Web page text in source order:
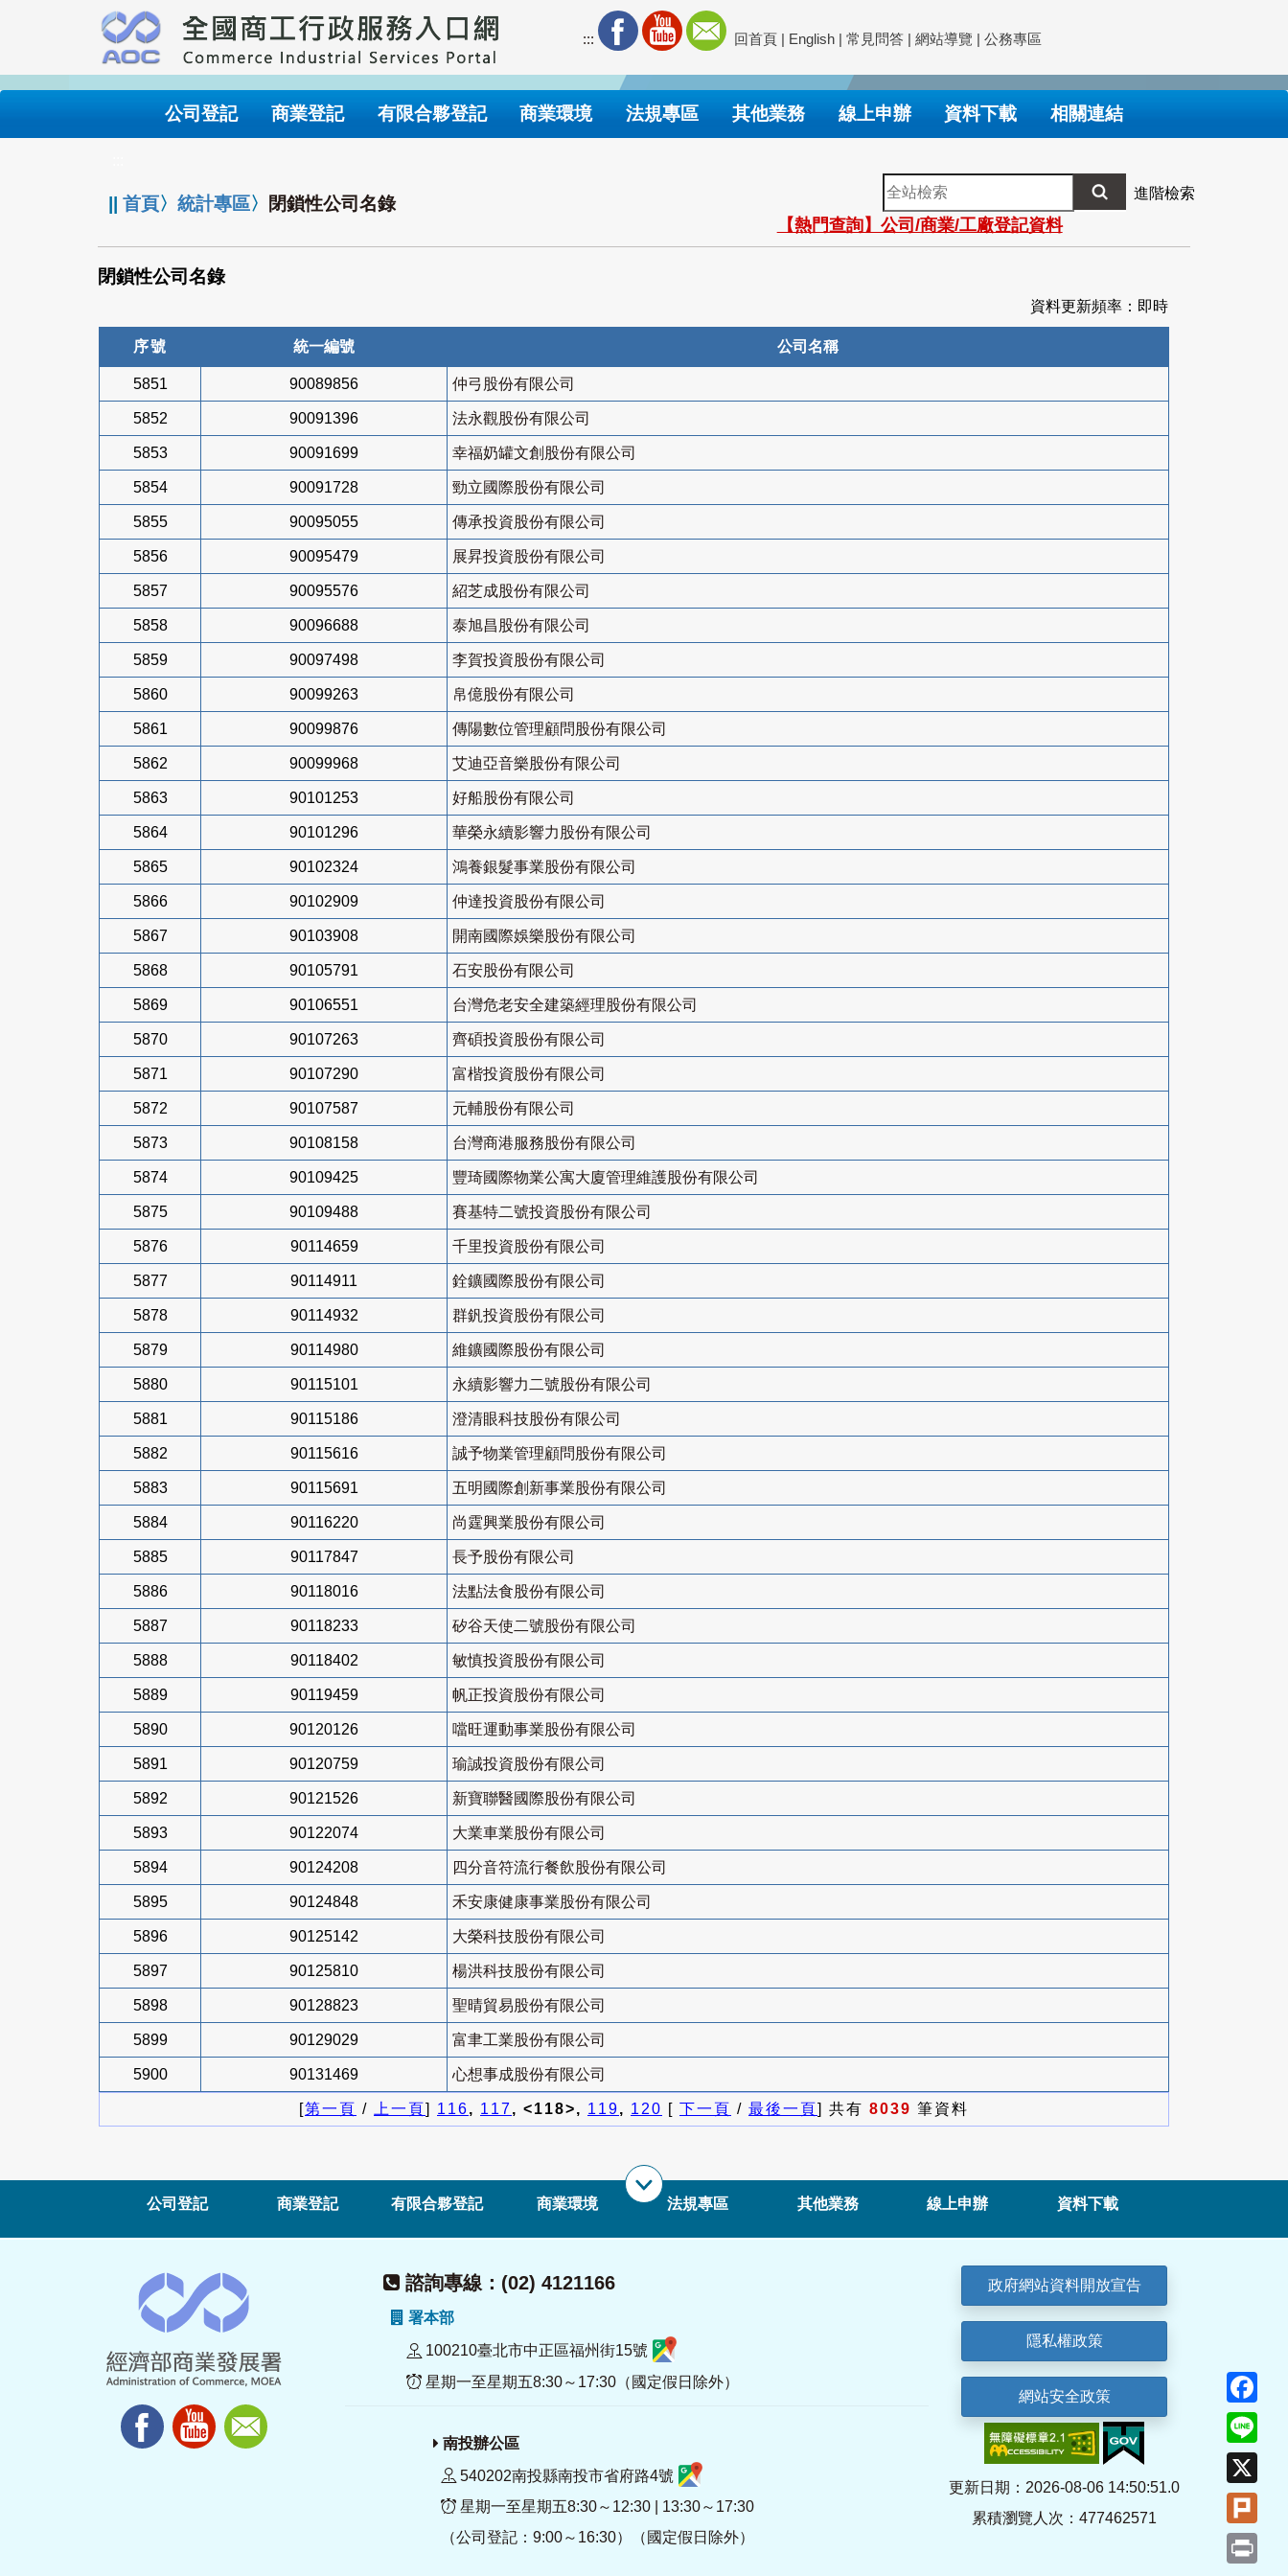
要
內
::: 回首頁 | English | 常見問答 | 網站導覽 | 公務專區
公司登記 商業登記 有限合夥登記 商業環境 法規專區 其他業務 線上申辦 資料下載 相關連結
||首頁〉統計專區〉 閉鎖性公司名錄
全
站
檢
索
進階檢索
【熱門查詢】公司/商業/工廠登記資料
閉鎖性公司名錄
資料更新頻率：即時
序號 統一編號 公司名稱
5851 90089856 仲弓股份有限公司
5852 90091396 法永觀股份有限公司
5853 90091699 幸福奶罐文創股份有限公司
5854 90091728 勁立國際股份有限公司
5855 90095055 傳承投資股份有限公司
5856 90095479 展昇投資股份有限公司
5857 90095576 紹芝成股份有限公司
5858 90096688 泰旭昌股份有限公司
5859 90097498 李賀投資股份有限公司
5860 90099263 帛億股份有限公司
5861 90099876 傳陽數位管理顧問股份有限公司
5862 90099968 艾迪亞音樂股份有限公司
5863 90101253 好船股份有限公司
5864 90101296 華榮永續影響力股份有限公司
5865 90102324 鴻養銀髮事業股份有限公司
5866 90102909 仲達投資股份有限公司
5867 90103908 開南國際娛樂股份有限公司
5868 90105791 石安股份有限公司
5869 90106551 台灣危老安全建築經理股份有限公司
5870 90107263 齊碩投資股份有限公司
5871 90107290 富楷投資股份有限公司
5872 90107587 元輔股份有限公司
5873 90108158 台灣商港服務股份有限公司
5874 90109425 豐琦國際物業公寓大廈管理維護股份有限公司
5875 90109488 賽基特二號投資股份有限公司
5876 90114659 千里投資股份有限公司
5877 90114911 銓鑛國際股份有限公司
5878 90114932 群釩投資股份有限公司
5879 90114980 維鑛國際股份有限公司
5880 90115101 永續影響力二號股份有限公司
5881 90115186 澄清眼科技股份有限公司
5882 90115616 誠予物業管理顧問股份有限公司
5883 90115691 五明國際創新事業股份有限公司
5884 90116220 尚霆興業股份有限公司
5885 90117847 長予股份有限公司
5886 90118016 法點法食股份有限公司
5887 90118233 矽谷天使二號股份有限公司
5888 90118402 敏慎投資股份有限公司
5889 90119459 帆正投資股份有限公司
5890 90120126 噹旺運動事業股份有限公司
5891 90120759 瑜誠投資股份有限公司
5892 90121526 新寶聯醫國際股份有限公司
5893 90122074 大業車業股份有限公司
5894 90124208 四分音符流行餐飲股份有限公司
5895 90124848 禾安康健康事業股份有限公司
5896 90125142 大榮科技股份有限公司
5897 90125810 楊洪科技股份有限公司
5898 90128823 聖晴貿易股份有限公司
5899 90129029 富聿工業股份有限公司
5900 90131469 心想事成股份有限公司
[第一頁 / 上一頁] 116, 117, <118>, 119, 120 [ 下一頁 / 最後一頁] 共有 8039 筆資料
公司登記 商業登記 有限合夥登記 商業環境 法規專區 其他業務 線上申辦 資料下載
諮詢專線：(02) 4121166
署本部
100210臺北市中正區福州街15號
星期一至星期五8:30～17:30（國定假日除外）
南投辦公區
540202南投縣南投市省府路4號
星期一至星期五8:30～12:30 | 13:30～17:30
（公司登記：9:00～16:30）（國定假日除外）
政府網站資料開放宣告
隱私權政策
網站安全政策
更新日期：2026-08-06 14:50:51.0
累積瀏覽人次：477462571